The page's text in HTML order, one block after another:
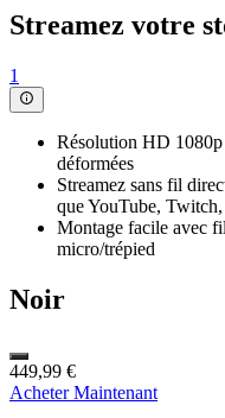
Streamez votre
1
Résolution HD 1080p
déformées
Streamez sans fil
que YouTube,
Montage facile avec
micro/trépied
Noir
449,99 €
Acheter Maintenant